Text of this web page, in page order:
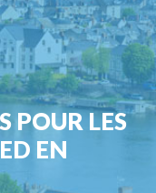
POUR LES
EN